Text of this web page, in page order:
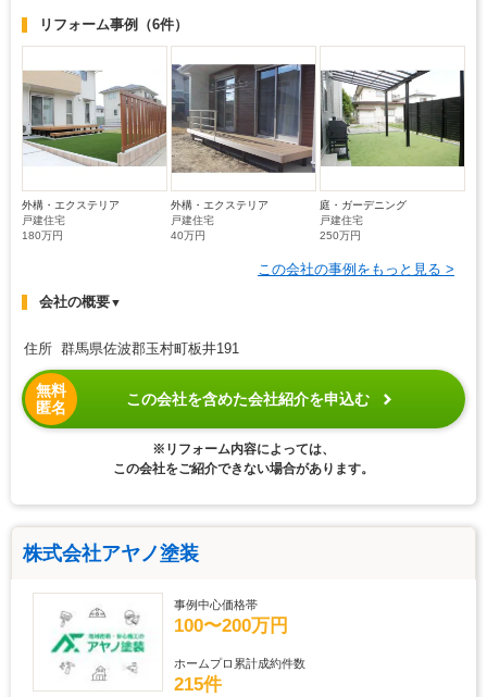
リフォーム事例 （6件）
外構・エクステリア
戸建住宅
180万円
外構・エクステリア
戸建住宅
40万円
庭・ガーデニング
戸建住宅
250万円
この会社の事例をもっと見る >
会社の概要▼
住所 群馬県佐波郡玉村町板井191
無料
匿名
この会社を含めた会社紹介を申込む
※リフォーム内容によっては、
この会社をご紹介できない場合があります。
株式会社アヤノ塗装
事例中心価格帯
100〜200万円
ホームプロ累計成約件数
215件